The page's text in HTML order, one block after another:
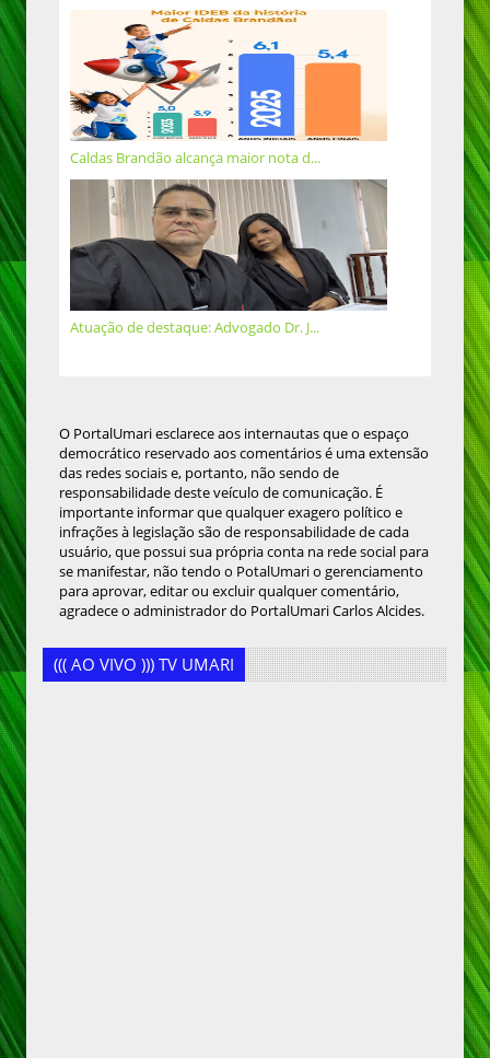
Caldas Brandão alcança maior nota d...
Atuação de destaque: Advogado Dr. J...
O PortalUmari esclarece aos internautas que o espaço
democrático reservado aos comentários é uma extensão
das redes sociais e, portanto, não sendo de
responsabilidade deste veículo de comunicação. É
importante informar que qualquer exagero político e
infrações à legislação são de responsabilidade de cada
usuário, que possui sua própria conta na rede social para
se manifestar, não tendo o PotalUmari o gerenciamento
para aprovar, editar ou excluir qualquer comentário,
agradece o administrador do PortalUmari Carlos Alcides.
((( AO VIVO ))) TV UMARI